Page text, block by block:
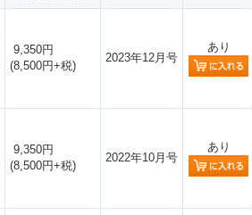
9,350円
(8,500円+税)
2023年12月号
あり
9,350円
(8,500円+税)
2022年10月号
あり